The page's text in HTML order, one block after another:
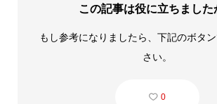
この記事は役に立ちました
もし参考になりましたら、下記のボタ
さい。
0